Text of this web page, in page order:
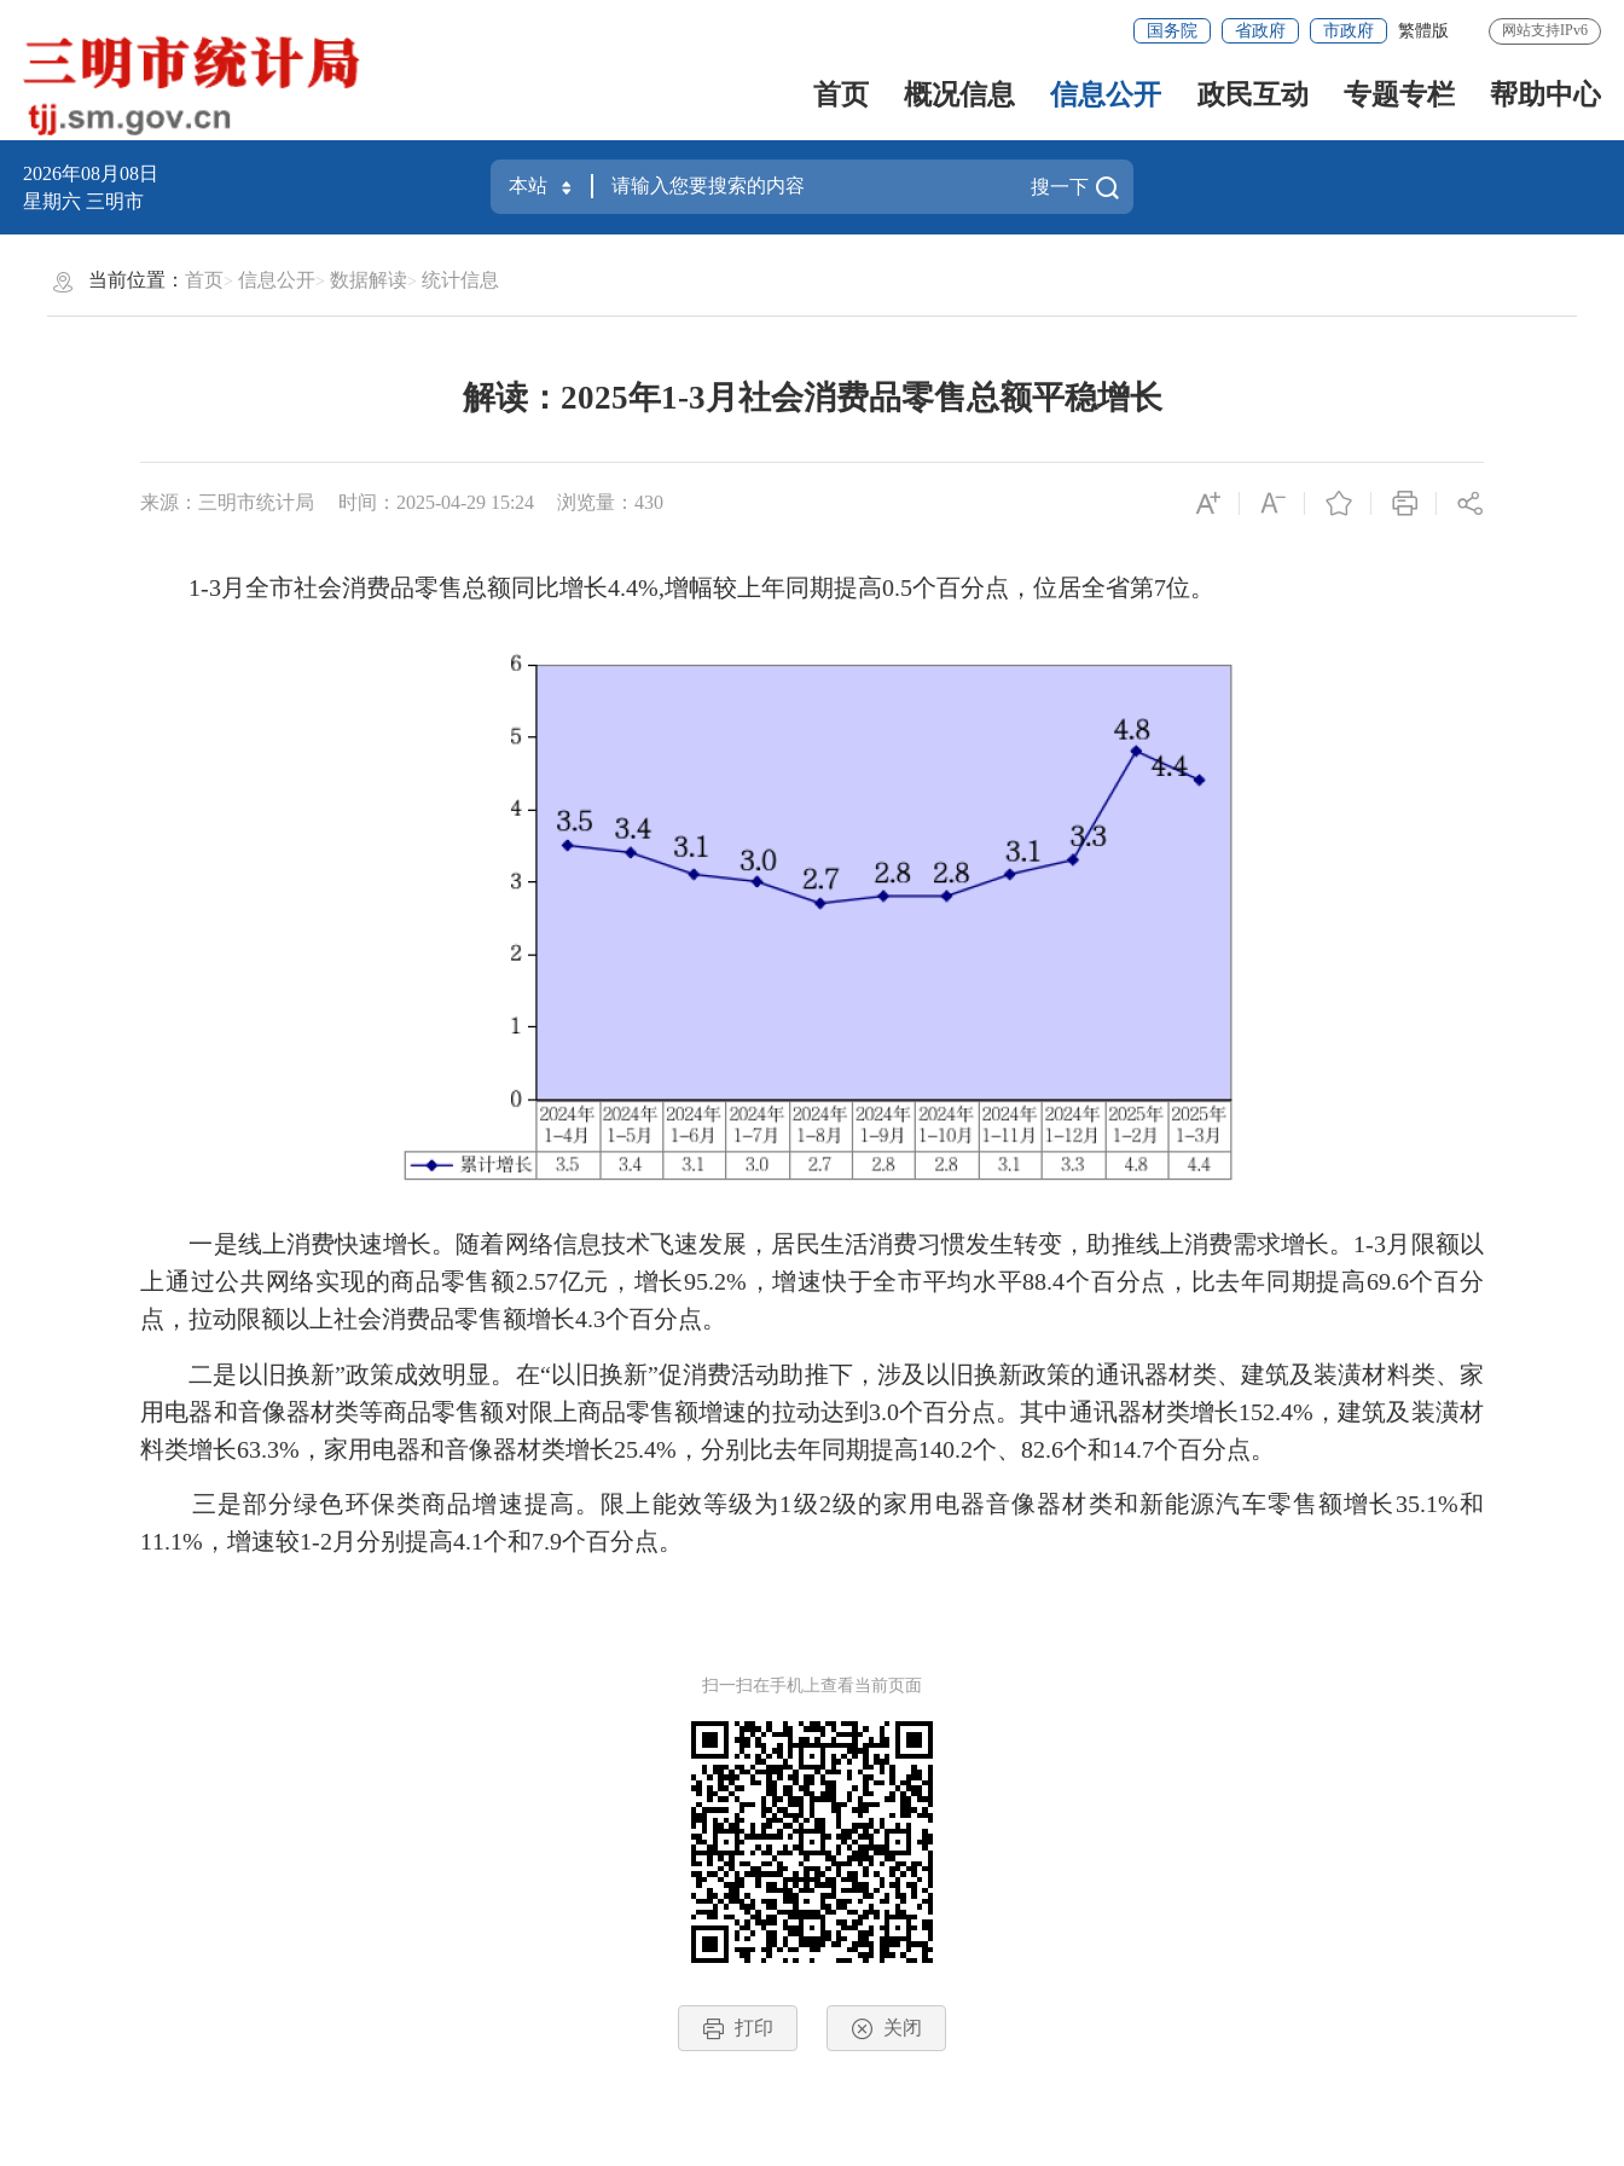
国务院 省政府 市政府 繁體版 网站支持IPv6
首页 概况信息 信息公开 政民互动 专题专栏 帮助中心
2026年08月08日
星期六 三明市
搜一下
当前位置：首页 信息公开 数据解读 统计信息
解读：2025年1-3月社会消费品零售总额平稳增长
来源：三明市统计局 时间：2025-04-29 15:24 浏览量：430
1-3月全市社会消费品零售总额同比增长4.4%,增幅较上年同期提高0.5个百分点，位居全省第7位。
一是线上消费快速增长。随着网络信息技术飞速发展，居民生活消费习惯发生转变，助推线上消费需求增长。1-3月限额以
上通过公共网络实现的商品零售额2.57亿元，增长95.2%，增速快于全市平均水平88.4个百分点，比去年同期提高69.6个百分
点，拉动限额以上社会消费品零售额增长4.3个百分点。
二是以旧换新”政策成效明显。在“以旧换新”促消费活动助推下，涉及以旧换新政策的通讯器材类、建筑及装潢材料类、家
用电器和音像器材类等商品零售额对限上商品零售额增速的拉动达到3.0个百分点。其中通讯器材类增长152.4%，建筑及装潢材
料类增长63.3%，家用电器和音像器材类增长25.4%，分别比去年同期提高140.2个、82.6个和14.7个百分点。
三是部分绿色环保类商品增速提高。限上能效等级为1级2级的家用电器音像器材类和新能源汽车零售额增长35.1%和
11.1%，增速较1-2月分别提高4.1个和7.9个百分点。
扫一扫在手机上查看当前页面
打印 关闭